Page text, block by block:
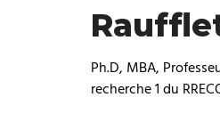
Ph.D, MBA,
recherche 1 du